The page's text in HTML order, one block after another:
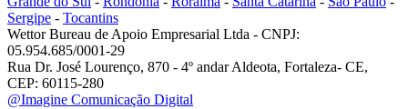
Sergipe - Tocantins
Wettor Bureau de Apoio Empresarial Ltda - CNPJ:
05.954.685/0001-29
Rua Dr. José Lourenço, 870 - 4º andar Aldeota, Fortaleza- CE,
CEP: 60115-280
@Imagine Comunicação Digital